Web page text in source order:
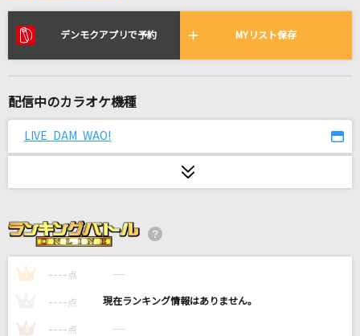
リアルタイムで歌われている曲の一覧
残酷な天使のテーゼ
永遠に
ゴスペラーズ(The Gospellers)
米津玄師
モザイクカケラ
デンモクアプリで予約 MYリスト保存
配信中のカラオケ機種
LIVE DAM WAO!
1 ---- 点 ----
---- 点 ----
3 ---- 点 ----